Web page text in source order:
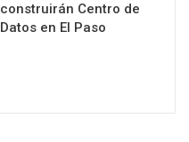
construirán Centro de
Datos en El Paso